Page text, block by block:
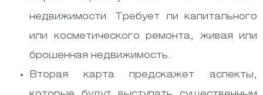
недвижимости. Требует ли капитального
или косметического ремонта, живая или
брошенная недвижимость.
Вторая карта предскажет аспекты,